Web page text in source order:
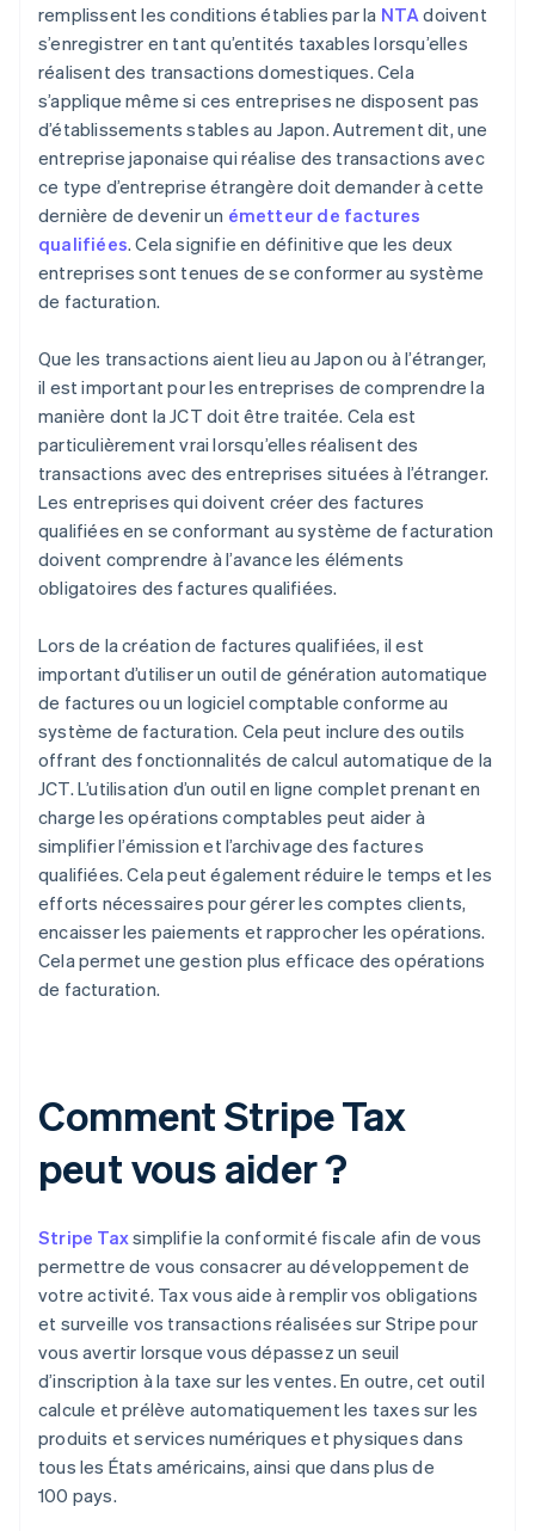
remplissent les conditions établies par la NTAdoivent
s’enregistrer en tant qu’entités taxables lorsqu’elles
réalisent des transactions domestiques. Cela
s’applique même si ces entreprises ne disposent pas
d’établissements stables au Japon. Autrement dit, une
entreprise japonaise qui réalise des transactions avec
ce type d’entreprise étrangère doit demander à cette
dernière de devenir un émetteur de factures
qualifiées. Cela signifie en définitive que les deux
entreprises sont tenues de se conformer au système
de facturation.
Que les transactions aient lieu au Japon ou à l’étranger,
il est important pour les entreprises de comprendre la
manière dont la JCT doit être traitée. Cela est
particulièrement vrai lorsqu’elles réalisent des
transactions avec des entreprises situées à l’étranger.
Les entreprises qui doivent créer des factures
qualifiées en se conformant au système de facturation
doivent comprendre à l’avance les éléments
obligatoires des factures qualifiées.
Lors de la création de factures qualifiées, il est
important d’utiliser un outil de génération automatique
de factures ou un logiciel comptable conforme au
système de facturation. Cela peut inclure des outils
offrant des fonctionnalités de calcul automatique de la
JCT. L’utilisation d’un outil en ligne complet prenant en
charge les opérations comptables peut aider à
simplifier l’émission et l’archivage des factures
qualifiées. Cela peut également réduire le temps et les
efforts nécessaires pour gérer les comptes clients,
encaisser les paiements et rapprocher les opérations.
Cela permet une gestion plus efficace des opérations
de facturation.
Comment Stripe Tax
peut vous aider ?
Stripe Taxsimplifie la conformité fiscale afin de vous
permettre de vous consacrer au développement de
votre activité. Tax vous aide à remplir vos obligations
et surveille vos transactions réalisées sur Stripe pour
vous avertir lorsque vous dépassez un seuil
d’inscription à la taxe sur les ventes. En outre, cet outil
calcule et prélève automatiquement les taxes sur les
produits et services numériques et physiques dans
tous les États américains, ainsi que dans plus de
100 pays.